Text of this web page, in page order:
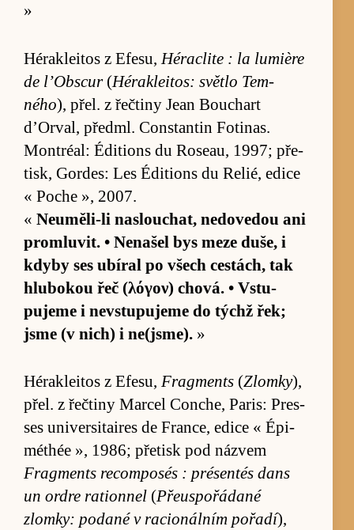
»
Héra­klei­tos z Efe­su, Hérac­lite : la lu­mière
de l’Ob­scur(Héra­klei­tos: světlo Tem­
ného), přel. z řečtiny Jean Bou­chart
d’Orval, před­ml. Con­stan­tin Fo­ti­nas.
Mon­tréal: Édi­ti­ons du Ro­seau, 1997; pře­
tisk, Go­r­des: Les Édi­ti­ons du Re­lié, edice
« Poche », 2007.
« Ne­u­mě­li-li na­slou­chat, ne­dove­dou ani
pro­mlu­vit. • Nena­šel bys meze du­še, i
kdyby ses ubí­ral po všech cestách, tak
hlu­bokou řeč (λόγον) chová. • Vstu­
pujeme i ne­vstu­pujeme do týchž řek;
jsme (v ni­ch) i ne(jsme). »
Héra­klei­tos z Efe­su, Fragments (Zlomky),
přel. z řečtiny Mar­cel Con­che, Pa­ris: Pres­
ses univer­si­taires de Fran­ce, edice « Épi­
méthée », 1986; pře­tisk pod ná­zvem
Frag­ments re­composés : présen­tés dans
un or­dre rati­onnel (Pře­u­spo­řá­dané
zlomky: po­dané v ra­ci­o­nálním po­řadí),